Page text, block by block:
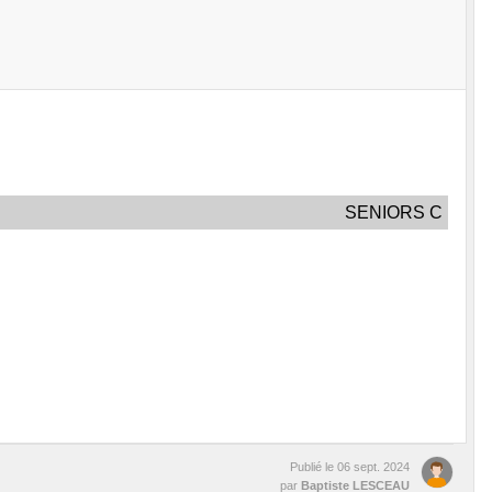
SENIORS C
Publié le 06 sept. 2024
par Baptiste LESCEAU